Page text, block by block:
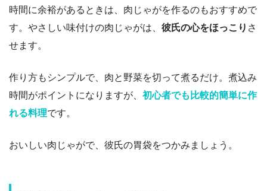
時間に余裕があるときは、肉じゃがを作るのもおすすめで
す。やさしい味付けの肉じゃがは、 彼氏の心をほっこり さ
せます。
作り方もシンプルで、肉と野菜を切って煮るだけ。煮込み
時間がポイントになりますが、 初心者でも比較的簡単に作
れる料理です。
おいしい肉じゃがで、彼氏の胃袋をつかみましょう。